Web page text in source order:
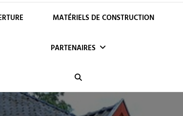
MATÉRIELS DE CONSTRUCTION
PARTENAIRES